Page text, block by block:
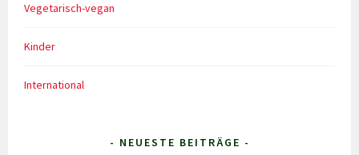
Vegetarisch-vegan
Kinder
International
- NEUESTE BEITRÄGE -